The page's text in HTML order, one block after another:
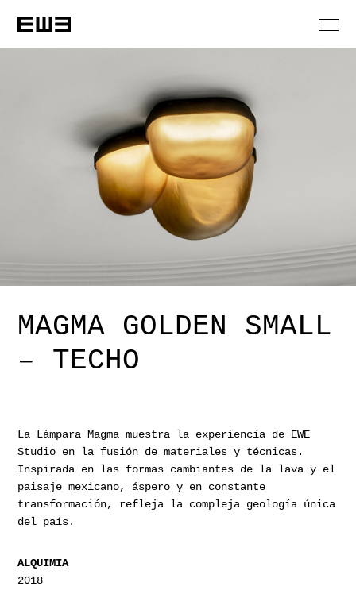
MAGMA GOLDEN SMALL
– TECHO
La Lámpara Magma muestra la experiencia de EWE
Studio en la fusión de materiales y técnicas.
Inspirada en las formas cambiantes de la lava y el
paisaje mexicano, áspero y en constante
transformación, refleja la compleja geología única
del país.
ALQUIMIA
2018